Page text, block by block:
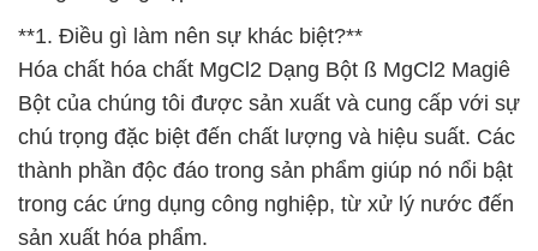
**1. Điều gì làm nên sự khác biệt?**
Hóa chất hóa chất MgCl2 Dạng Bột ß MgCl2 Magiê
Bột của chúng tôi được sản xuất và cung cấp với sự
chú trọng đặc biệt đến chất lượng và hiệu suất. Các
thành phần độc đáo trong sản phẩm giúp nó nổi bật
trong các ứng dụng công nghiệp, từ xử lý nước đến
sản xuất hóa phẩm.